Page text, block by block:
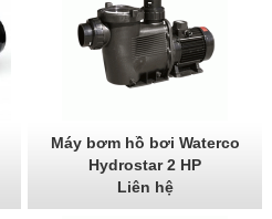
Máy bơm hồ bơi Waterco
Hydrostar 2 HP
Liên hệ